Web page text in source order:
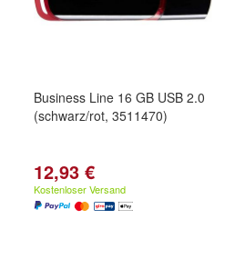
Business Line 16 GB USB 2.0
(schwarz/rot, 3511470)
12,93 €
Kostenloser Versand